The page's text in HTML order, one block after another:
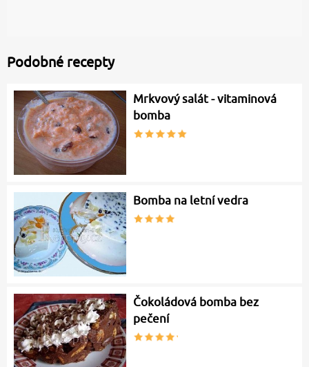
Podobné recepty
Mrkvový salát - vitaminová
bomba
Bomba na letní vedra
Čokoládová bomba bez
pečení